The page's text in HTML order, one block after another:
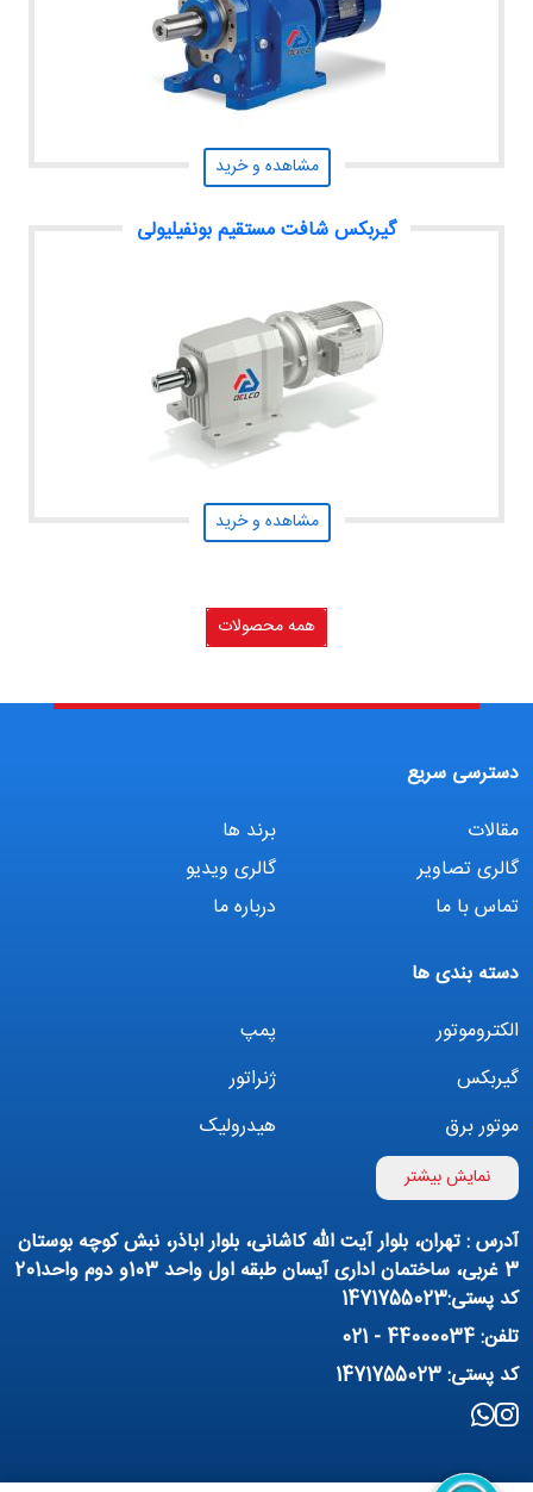
مشاهده و خرید
گیربکس شافت مستقیم بونفیلیولی
مشاهده و خرید
همه محصولات
دسترسی سریع
مقالات
برند ها
گالری تصاویر
گالری ویدیو
تماس با ما
درباره ما
دسته بندی ها
الکتروموتور
پمپ
گیربکس
ژنراتور
موتور برق
هیدرولیک
اینورتر
تهویه مطبوع
پمپ هواده
پمپ وکیوم
فیلتراسیون و تصفیه
منبع آب (تانکر آب)
مواد شیمیایی
نمایش بیشتر
آدرس : تهران، بلوار آیت الله کاشانی، بلوار اباذر، نبش کوچه بوستان
3 غربی، ساختمان اداری آیسان طبقه اول واحد 103و دوم واحد201
کد پستی:1471755023
تلفن: 44000034 - 021
کد پستی: 1471755023